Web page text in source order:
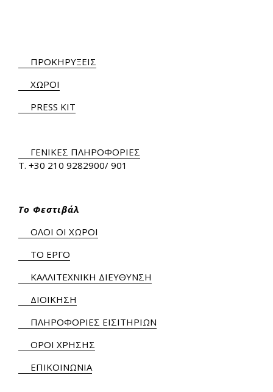
ΠΡΟΚΗΡΥΞΕΙΣ
ΧΩΡΟΙ
PRESS KIT
ΓΕΝΙΚΕΣ ΠΛΗΡΟΦΟΡΙΕΣ
Τ. +30 210 9282900/ 901
Το Φεστιβάλ
ΟΛΟΙ ΟΙ ΧΩΡΟΙ
ΤΟ ΕΡΓΟ
ΚΑΛΛΙΤΕΧΝΙΚΗ ΔΙΕΥΘΥΝΣΗ
ΔΙΟΙΚΗΣΗ
ΠΛΗΡΟΦΟΡΙΕΣ ΕΙΣΙΤΗΡΙΩΝ
ΟΡΟΙ ΧΡΗΣΗΣ
ΕΠΙΚΟΙΝΩΝΙΑ